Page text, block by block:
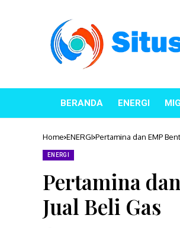
BERANDA ENERGI
Home ENERGI Pertamina dan EMP
ENERGI
Pertamina
Jual Beli Gas